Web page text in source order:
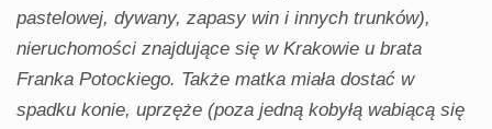
pastelowej, dywany, zapasy win i innych trunków),
nieruchomości znajdujące się w Krakowie u brata
Franka Potockiego. Także matka miała dostać w
spadku konie, uprzęże (poza jedną kobyłą wabiącą się